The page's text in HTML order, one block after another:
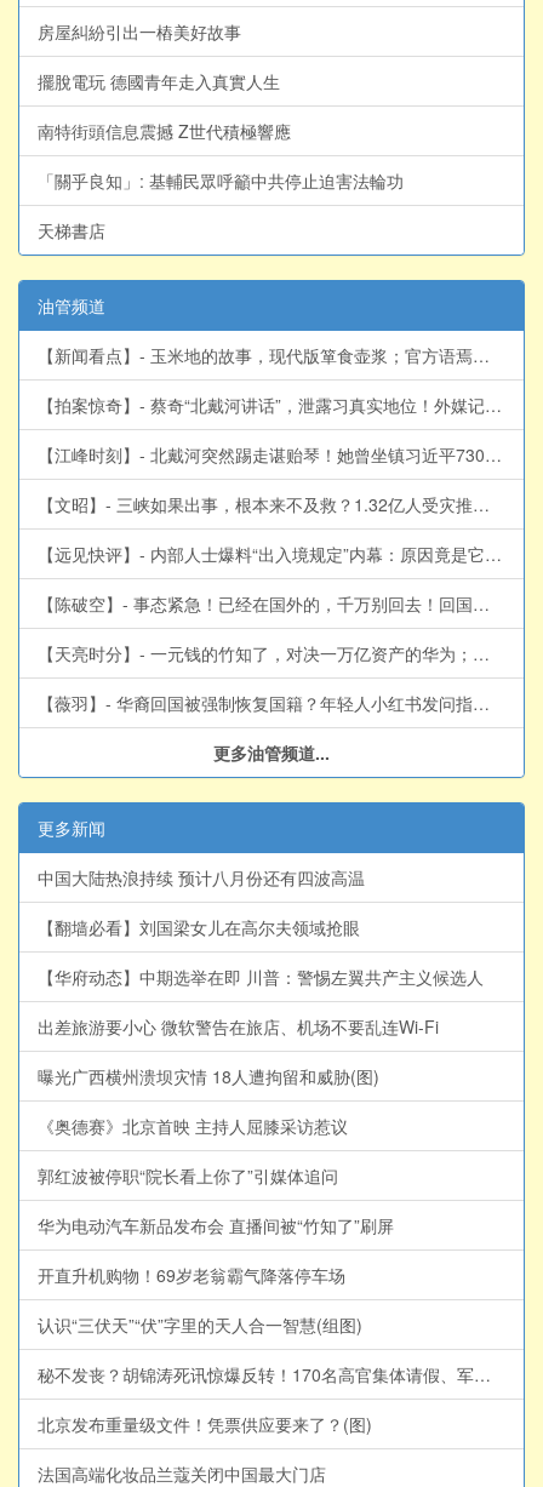
房屋糾紛引出一樁美好故事
擺脫電玩 德國青年走入真實人生
南特街頭信息震撼 Z世代積極響應
「關乎良知」: 基輔民眾呼籲中共停止迫害法輪功
天梯書店
油管频道
【新闻看点】- 玉米地的故事，现代版箪食壶浆；官方语焉不详，网传灭门案真相；灭门案四大细节，这比命案更重要【新闻看点 李沐阳8.5】#新闻看点 #李沐阳
【拍案惊奇】- 蔡奇“北戴河讲话”，泄露习真实地位！外媒记者揭露北戴河特权！出入境新规还未正式上路，各地已经感受到戾气｜大宇拍案惊奇 live！08.05.2026
【江峰时刻】- 北戴河突然踢走谌贻琴！她曾坐镇习近平730票全票大会、捧出贵州脱贫神话；两人的隐秘政治联姻为何突然到头？【江峰视界20260805第454期】#中国时局
【文昭】- 三峡如果出事，根本来不及救？1.32亿人受灾推演，揭开大坝真正的风险（文昭谈古论今1734期）
【远见快评】- 内部人士爆料“出入境规定”内幕：原因竟是它？官媒入场，华为发酵；伊朗猖狂宣布研发核武！| 靖远开讲 | 唐靖远 | 2026.08.05 #中共出境限制 #闭关锁国 #竹知了 #华为
【陈破空】- 事态紧急！已经在国外的，千万别回去！回国就完蛋：遭强制放弃外国身份。体制内的彻底完了，留学生将消失，理工科遭两头堵死。各地大规模收缴护照。外资火速撤离，不惜赔本走人
【天亮时分】- 一元钱的竹知了，对决一万亿资产的华为；美军武器几乎用尽？与伊朗再次达成共识？(天亮论政第2063集 20260804)
【薇羽】- 华裔回国被强制恢复国籍？年轻人小红书发问指向谁？新冠阳性率破20%的真相。｜薇羽看世间 20260804
更多油管频道...
更多新闻
中国大陆热浪持续 预计八月份还有四波高温
【翻墙必看】刘国梁女儿在高尔夫领域抢眼
【华府动态】中期选举在即 川普：警惕左翼共产主义候选人
出差旅游要小心 微软警告在旅店、机场不要乱连Wi-Fi
曝光广西横州溃坝灾情 18人遭拘留和威胁(图)
《奥德赛》北京首映 主持人屈膝采访惹议
郭红波被停职“院长看上你了”引媒体追问
华为电动汽车新品发布会 直播间被“竹知了”刷屏
开直升机购物！69岁老翁霸气降落停车场
认识“三伏天”“伏”字里的天人合一智慧(组图)
秘不发丧？胡锦涛死讯惊爆反转！170名高官集体请假、军队瘫痪，习近平还掌控得住吗？
北京发布重量级文件！凭票供应要来了？(图)
法国高端化妆品兰蔻关闭中国最大门店